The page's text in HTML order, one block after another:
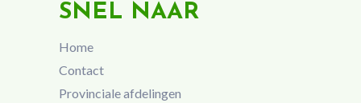
SNEL NAAR
Home
Contact
Provinciale afdelingen